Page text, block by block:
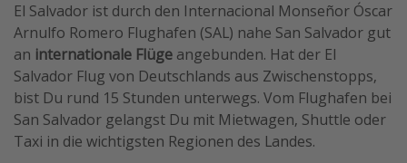
El Salvador ist durch den Internacional Monseñor Óscar
Arnulfo Romero Flughafen (SAL) nahe San Salvador gut
an internationale Flüge angebunden. Hat der El
Salvador Flug von Deutschlands aus Zwischenstopps,
bist Du rund 15 Stunden unterwegs. Vom Flughafen bei
San Salvador gelangst Du mit Mietwagen, Shuttle oder
Taxi in die wichtigsten Regionen des Landes.